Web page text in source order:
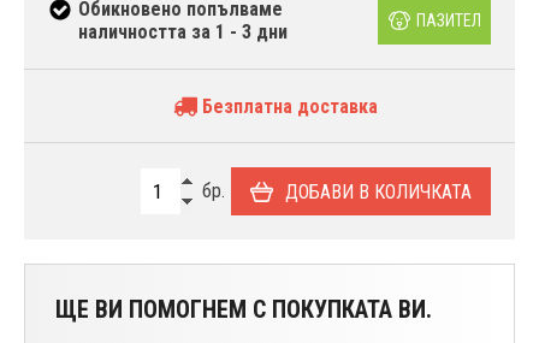
Обикновено попълваме
наличността за 1 - 3 дни
ПАЗИТЕЛ
Безплатна доставка
бр. ДОБАВИ В КОЛИЧКАТА
ЩЕ ВИ ПОМОГНЕМ С ПОКУПКАТА ВИ.